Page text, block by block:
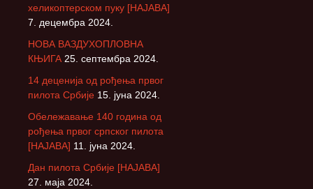
хеликоптерском пуку [НАЈАВА]
7. децембра 2024.
НОВА ВАЗДУХОПЛОВНА
КЊИГА 25. септембра 2024.
14 деценија од рођења првог
пилота Србије 15. јуна 2024.
Обележавање 140 година од
рођења првог српског пилота
[НАЈАВА] 11. јуна 2024.
Дан пилота Србије [НАЈАВА]
27. маја 2024.